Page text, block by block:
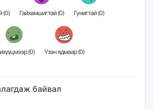
Хөгжилтэй (0) Гайхамшигтай (0) Гунигтай (0)
Жихүүцмээр (0) Үзэн ядмаар (0)
байвал